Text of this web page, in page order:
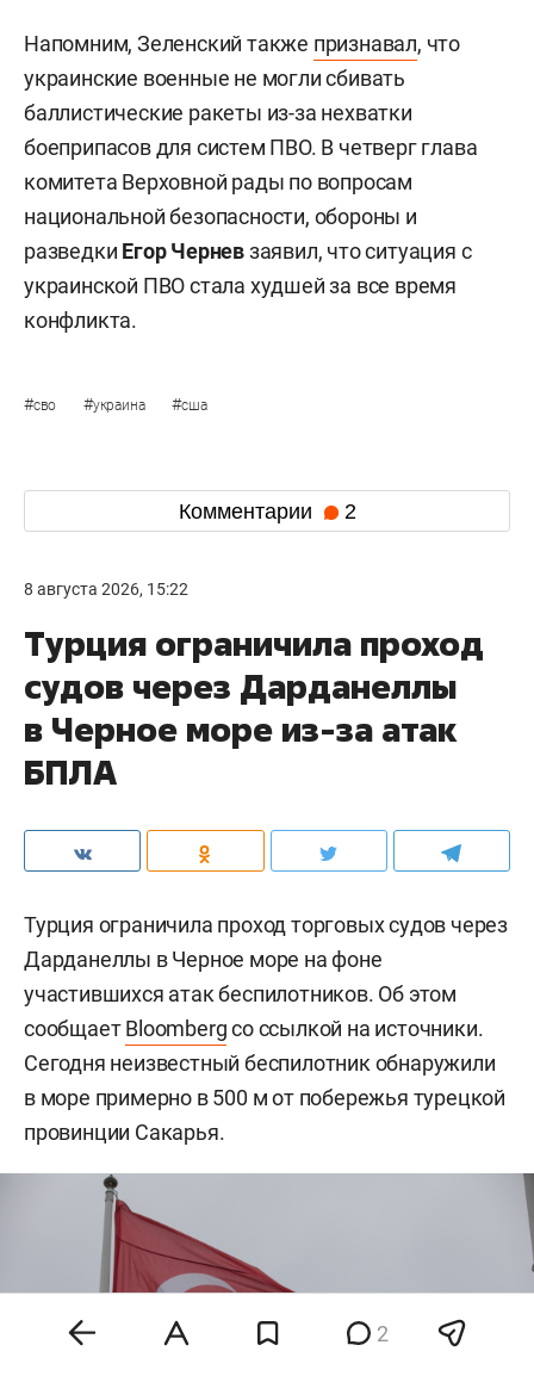
Напомним, Зеленский также признавал, что
украинские военные не могли сбивать
баллистические ракеты из-за нехватки
боеприпасов для систем ПВО. В четверг глава
комитета Верховной рады по вопросам
национальной безопасности, обороны и
разведки Егор Черневзаявил, что ситуация с
украинской ПВО стала худшей за все время
конфликта.
#сво #украина #сша
Комментарии 2
8 августа 2026, 15:22
Турция ограничила проход
судов через Дарданеллы
в Черное море из-за атак
БПЛА
Турция ограничила проход торговых судов через
Дарданеллы в Черное море на фоне
участившихся атак беспилотников. Об этом
сообщаетBloombergсо ссылкой на источники.
Сегодня неизвестный беспилотник обнаружили
в море примерно в 500 м от побережья турецкой
провинции Сакарья.
2